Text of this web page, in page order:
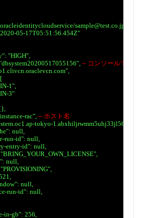
sample@test.co.jp",
05-17T05:51:56.454Z"
"HIGH",
-- コンソールで表示
1",
3"
rac", -- ホスト名
tokyo-
null,
run-id": null,
entry-id": null,
null,
null,
run-id": null,
in-gb": 256,